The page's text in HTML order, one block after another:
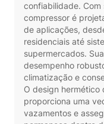
confiabilidade.
compressor é
de aplicações,
residenciais até
supermercados.
desempenho
climatização e
O design hermético
proporciona uma
vazamentos e